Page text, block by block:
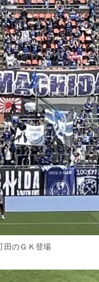
田のＧＫ登場